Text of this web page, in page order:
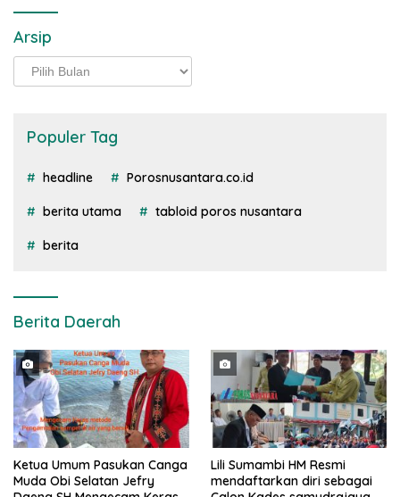
Arsip
Arsip
Populer Tag
headline Porosnusantara.co.id
berita utama tabloid poros nusantara
berita
Berita Daerah
Ketua Umum Pasukan Canga
Muda Obi Selatan Jefry
Lili Sumambi HM Resmi
mendaftarkan diri sebagai